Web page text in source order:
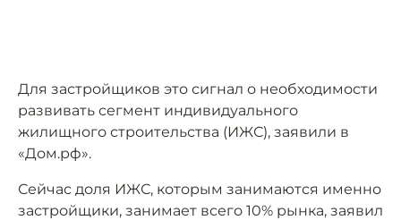
Для застройщиков это сигнал о необходимости
развивать сегмент индивидуального
жилищного строительства (ИЖС), заявили в
«Дом.рф».
Сейчас доля ИЖС, которым занимаются именно
застройщики, занимает всего 10% рынка, заявил